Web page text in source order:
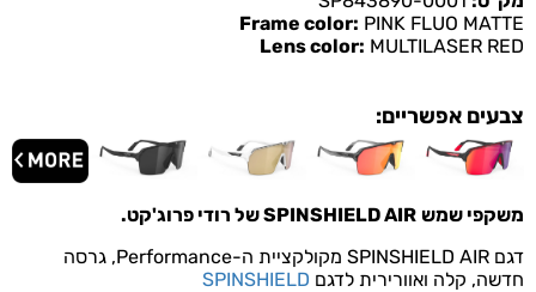
Frame color: PINK FLUO MATTE
Lens color: MULTILASER RED
צבעים אפשריים:
משקפי שמש SPINSHIELD AIR של רודי פרוג'קט
.
דגם SPINSHIELD AIR מקולקציית
ה-Performance
, גרסה
חדשה, קלה ואוורירית לדגם SPINSHIELD